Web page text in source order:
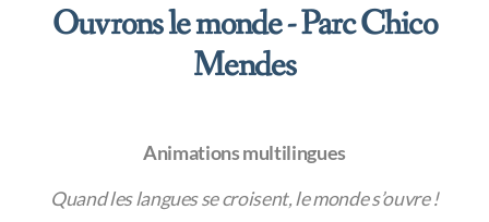
Ouvrons le monde - Parc Chico
Mendes
Animations multilingues
Quand les langues se croisent, le monde s’ouvre !